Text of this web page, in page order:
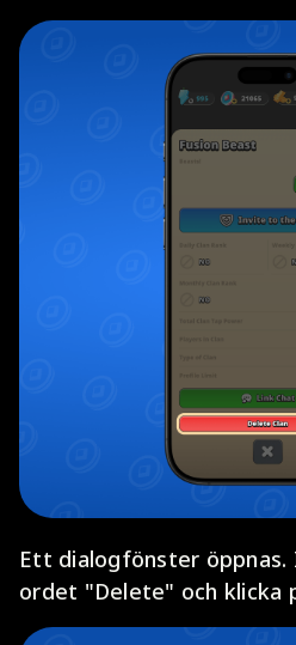
Ett dialogfönster
ordet "Delete" och klicka